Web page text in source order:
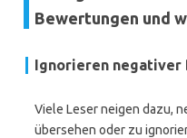
Bewertungen und
Ignorieren negativer
Viele Leser neigen dazu,
übersehen oder zu